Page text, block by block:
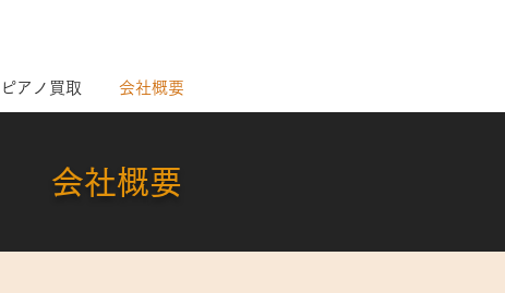
ピアノ買取 会社概要
​会社概要​